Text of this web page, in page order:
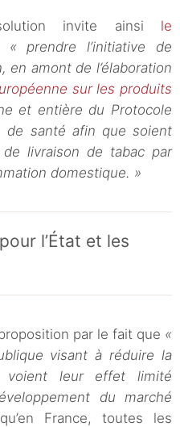
invite ainsi le
« prendre l’initiative de
en amont de l’élaboration
sur les produits
et entière du Protocole
de santé afin que soient
livraison de tabac par
domestique. »
l’État et les
par le fait que «
visant à réduire la
voient leur effet limité
du marché
France, toutes les